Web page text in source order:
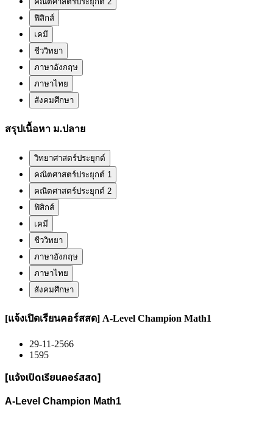
ฟิสิกส์
เคมี
ชีววิทยา
ภาษาอังกฤษ
ภาษาไทย
สังคมศึกษา
สรุปเนื้อหา ม.ปลาย
วิทยาศาสตร์ประยุกต์
คณิตศาสตร์ประยุกต์ 1
คณิตศาสตร์ประยุกต์ 2
ฟิสิกส์
เคมี
ชีววิทยา
ภาษาอังกฤษ
ภาษาไทย
สังคมศึกษา
[แจ้งเปิดเรียนคอร์สสด] A-Level Champion Math1
29-11-2566
1595
[แจ้งเปิดเรียนคอร์สสด]
A-Level Champion Math1